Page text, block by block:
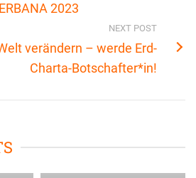
2023
NEXT POST
verändern – werde Erd-
Charta-Botschafter*in!